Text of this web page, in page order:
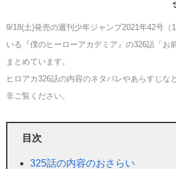
9/18(土)発売の週刊少年ジャンプ2021年42号（
いる『僕のヒーローアカデミア』の326話「お
まとめています。
ヒロアカ326話の内容のネタバレやあらすじな
非ご覧ください。
目次
325話の内容のおさらい